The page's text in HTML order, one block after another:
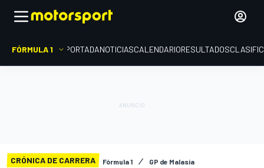
FÓRMULA 1 PORTADANOTICIASCALENDARIORESULTADOS
CRÓNICA DE CARRERA Fórmula 1 GP de Malasia